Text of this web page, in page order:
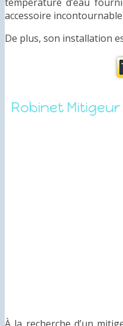
accessoire
De plus, son installation
Robinet Mitigeur